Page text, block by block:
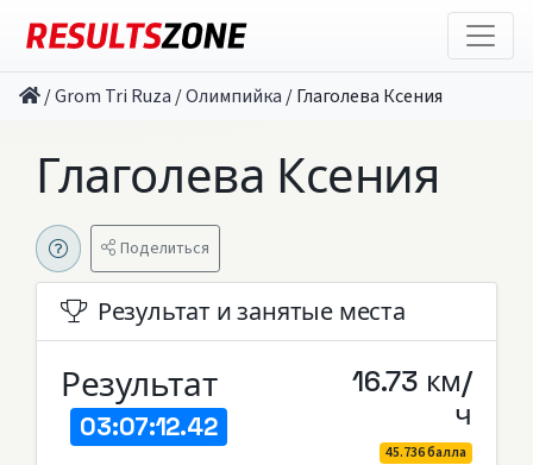
/Grom Tri Ruza /Олимпийка /Глаголева Ксения
Глаголева Ксения
Поделиться
Результат и занятые места
Результат
03:07:12.42
16.73 км/
ч
45.736 балла